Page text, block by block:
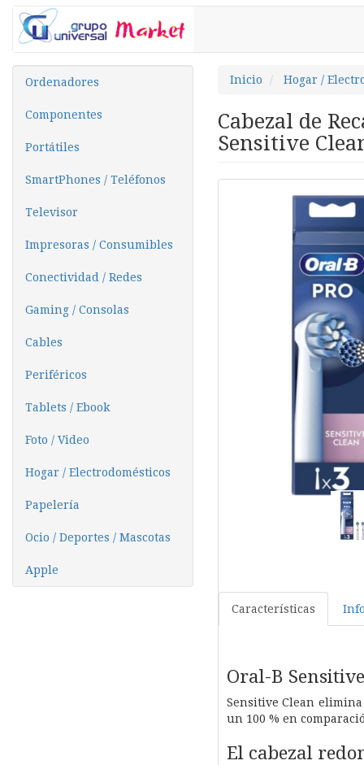
Ordenadores
Componentes
Portátiles
SmartPhones / Teléfonos
Televisor
Impresoras / Consumibles
Conectividad / Redes
Gaming / Consolas
Cables
Periféricos
Tablets / Ebook
Foto / Video
Hogar / Electrodomésticos
Papelería
Ocio / Deportes / Mascotas
Apple
Inicio Hogar /
Cabezal de
Sensitive
Características
Oral-B
Sensitive Clean
un 100 % en
El cabezal